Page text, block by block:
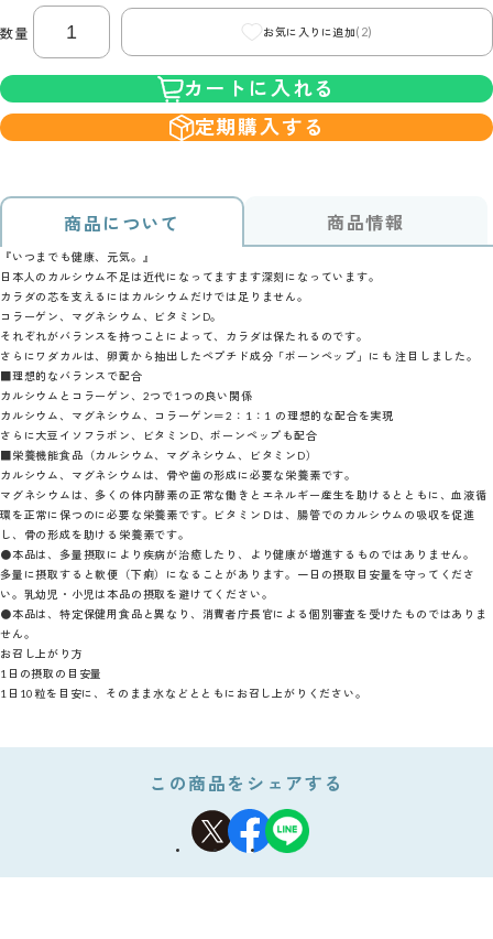
数量 お気に入りに追加(2)
カートに入れる
定期購入する
商品について 商品情報
『いつまでも健康、元気。』
日本人のカルシウム不足は近代になってますます深刻になっています。
カラダの芯を支えるにはカルシウムだけでは足りません。
コラーゲン、マグネシウム、ビタミンD。
それぞれがバランスを持つことによって、カラダは保たれるのです。
さらにワダカルは、卵黄から抽出したペプチド成分「ボーンペップ」にも 注目しました。
■理想的なバランスで配合
カルシウムとコラーゲン、2つで1つの良い関係
カルシウム、マグネシウム、コラーゲン＝2：1：1 の理想的な配合を実現
さらに大豆イソフラボン、ビタミンD、ボーンペップも配合
■栄養機能食品（カルシウム、マグネシウム、ビタミンD）
カルシウム、マグネシウムは、骨や歯の形成に必要な栄養素です。
マグネシウムは、多くの体内酵素の正常な働きとエネルギー産生を助けるとともに、血液循
環を正常に保つのに必要な栄養素です。ビタミンＤは、腸管でのカルシウムの吸収を促進
し、骨の形成を助ける栄養素です。
●本品は、多量摂取により疾病が治癒したり、より健康が増進するものではありません。
多量に摂取すると軟便（下痢）になることがあります。一日の摂取目安量を守ってくださ
い。乳幼児・小児は本品の摂取を避けてください。
●本品は、特定保健用食品と異なり、消費者庁長官による個別審査を受けたものではありま
せん。
お召し上がり方
1日の摂取の目安量
1日10粒を目安に、そのまま水などとともにお召し上がりください。
この商品をシェアする